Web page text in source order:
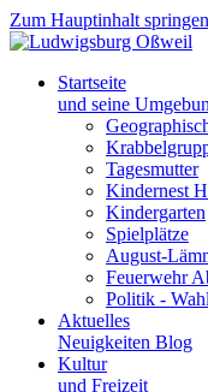
Zum Hauptinhalt springen
Startseite
und seine
Tagesmutter
Kindernest
Kindergarten
Spielplätze
August-
Feuerwehr
Politik -
Aktuelles
Neuigkeiten Blog
Kultur
und Freizeit